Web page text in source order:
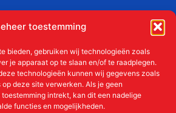
toestemming
bieden, gebruiken wij technologieën zoals
je apparaat op te slaan en/of te raadplegen.
technologieën kunnen wij gegevens zoals
deze site verwerken. Als je geen
intrekt, kan dit een nadelige
functies en mogelijkheden.